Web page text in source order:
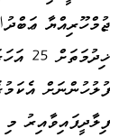
ޖުމްހޫރިއްޔާ
ފުލުހުންނަށް
ފިލާދީފައިވާއިރު